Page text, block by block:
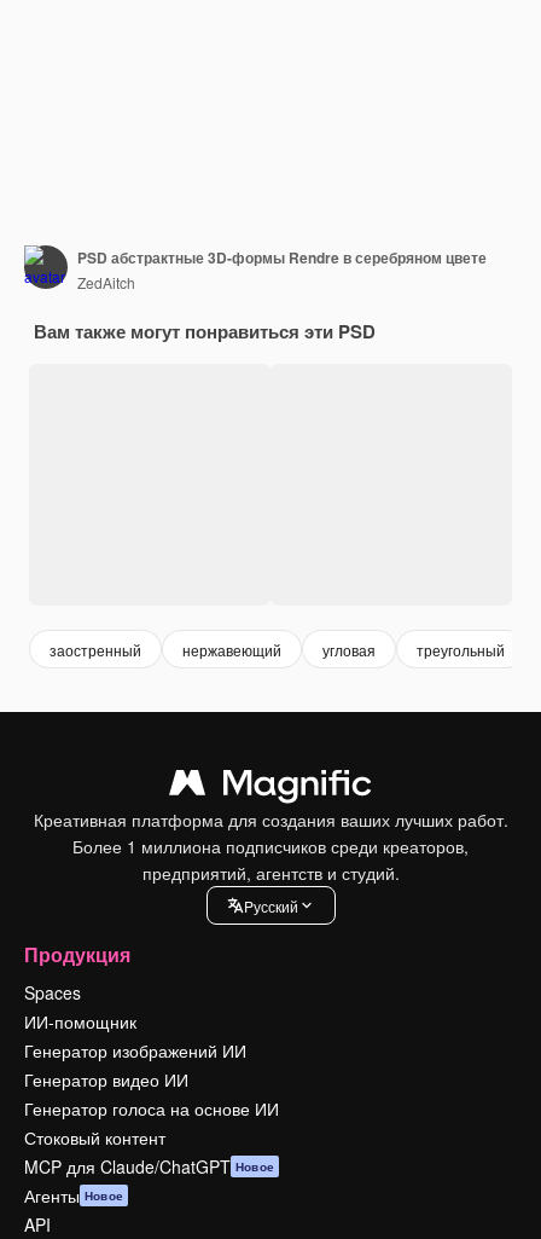
PSD абстрактные 3D-формы Rendre в серебряном цвете
ZedAitch
Вам также могут понравиться эти PSD
заостренный нержавеющий угловая треугольный
Креативная платформа для создания ваших лучших работ.
Более 1 миллиона подписчиков среди креаторов,
предприятий, агентств и студий.
Pусский
Продукция
Spaces
ИИ-помощник
Генератор изображений ИИ
Генератор видео ИИ
Генератор голоса на основе ИИ
Стоковый контент
MCP для Claude/ChatGPT Новое
Агенты Новое
API